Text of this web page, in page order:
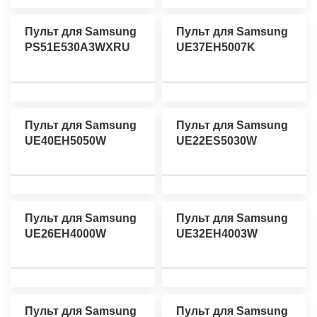
Пульт для Samsung
PS51E530A3WXRU
Пульт для Samsung
UE37EH5007K
Пульт для Samsung
UE40EH5050W
Пульт для Samsung
UE22ES5030W
Пульт для Samsung
UE26EH4000W
Пульт для Samsung
UE32EH4003W
Пульт для Samsung
Пульт для Samsung